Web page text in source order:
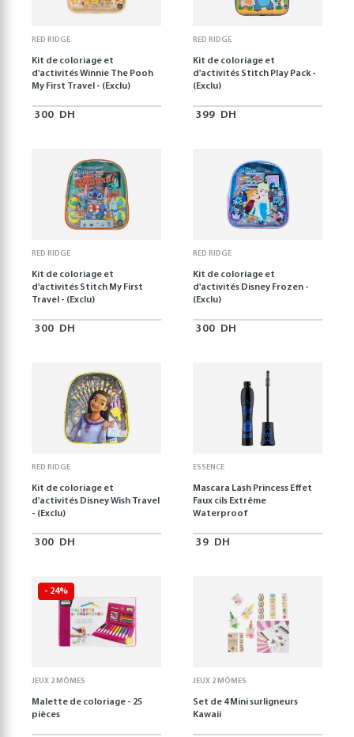
RED RIDGE
Kit de coloriage et
d'activités Winnie The Pooh
My First Travel - (Exclu)
300 DH
RED RIDGE
Kit de coloriage et
d'activités Stitch Play Pack -
(Exclu)
399 DH
RED RIDGE
Kit de coloriage et
d'activités Stitch My First
Travel - (Exclu)
300 DH
RED RIDGE
Kit de coloriage et
d'activités Disney Frozen -
(Exclu)
300 DH
RED RIDGE
Kit de coloriage et
d'activités Disney Wish Travel
- (Exclu)
300 DH
ESSENCE
Mascara Lash Princess Effet
Faux cils Extrême
Waterproof
39 DH
- 24%
JEUX 2 MÔMES
Malette de coloriage - 25
pièces
JEUX 2 MÔMES
Set de 4 Mini surligneurs
Kawaii